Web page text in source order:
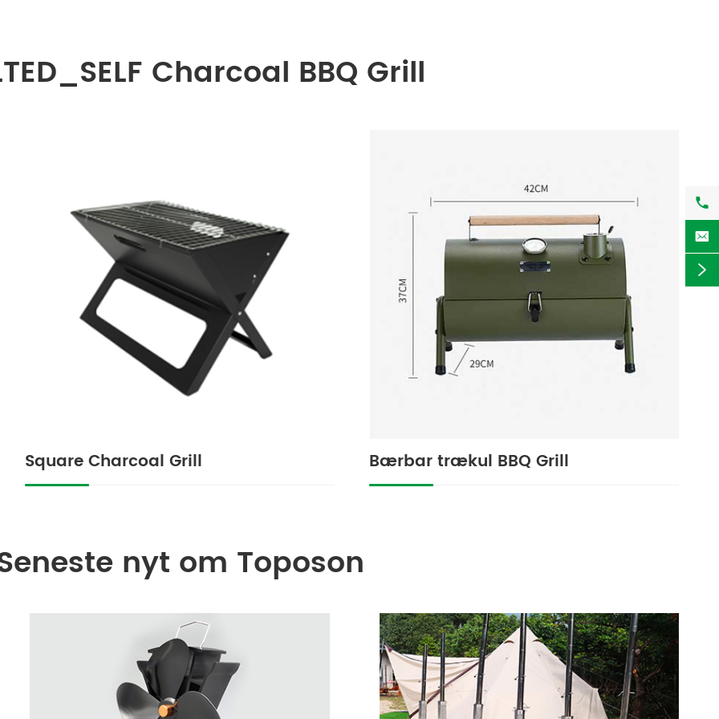
Charcoal BBQ Grill
Square Charcoal Grill Bærbar trækul BBQ Grill
nyt om Toposon


